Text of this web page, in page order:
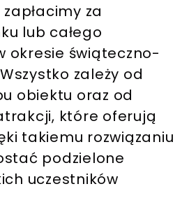
za
lub całego
okresie świąteczno-
zależy od
obiektu oraz od
które oferują
takiemu rozwiązaniu
podzielone
uczestników